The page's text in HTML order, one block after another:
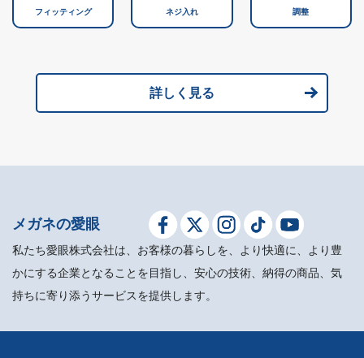
フィッティング ネジ入れ 調整
詳しく見る
メガネの愛眼
私たち愛眼株式会社は、お客様の暮らしを、より快適に、より豊
かにする企業となることを目指し、安心の技術、納得の商品、気
持ちに寄り添うサービスを提供します。